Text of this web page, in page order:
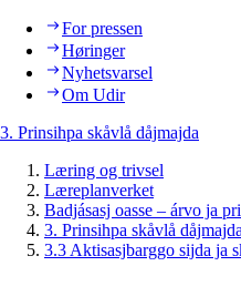
For pressen
Høringer
Nyhetsvarsel
Om Udir
3. Prinsihpa skåvlå dåjmajda
Læring og trivsel
Læreplanverket
Badjásasj oasse – árvo ja
3. Prinsihpa skåvlå dåjmajda
3.3 Aktisasjbarggo sijda ja